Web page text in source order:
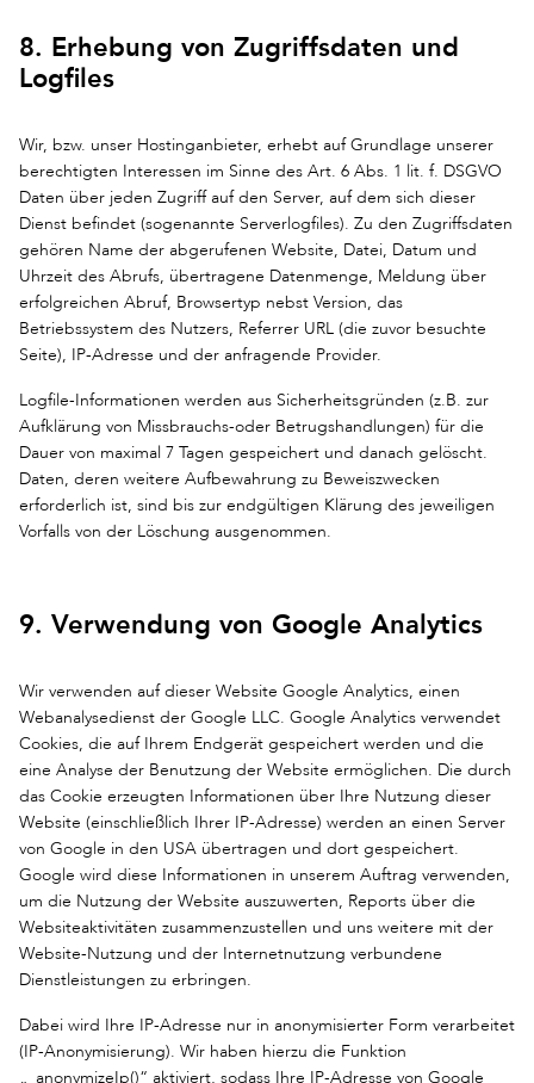
8. Erhebung von Zugriffsdaten und
Logfiles
Wir, bzw. unser Hostinganbieter, erhebt auf Grundlage unserer
berechtigten Interessen im Sinne des Art. 6 Abs. 1 lit. f. DSGVO
Daten über jeden Zugriff auf den Server, auf dem sich dieser
Dienst befindet (sogenannte Serverlogfiles). Zu den Zugriffsdaten
gehören Name der abgerufenen Website, Datei, Datum und
Uhrzeit des Abrufs, übertragene Datenmenge, Meldung über
erfolgreichen Abruf, Browsertyp nebst Version, das
Betriebssystem des Nutzers, Referrer URL (die zuvor besuchte
Seite), IP-Adresse und der anfragende Provider.
Logfile-Informationen werden aus Sicherheitsgründen (z.B. zur
Aufklärung von Missbrauchs-oder Betrugshandlungen) für die
Dauer von maximal 7 Tagen gespeichert und danach gelöscht.
Daten, deren weitere Aufbewahrung zu Beweiszwecken
erforderlich ist, sind bis zur endgültigen Klärung des jeweiligen
Vorfalls von der Löschung ausgenommen.
9. Verwendung von Google Analytics
Wir verwenden auf dieser Website Google Analytics, einen
Webanalysedienst der Google LLC. Google Analytics verwendet
Cookies, die auf Ihrem Endgerät gespeichert werden und die
eine Analyse der Benutzung der Website ermöglichen. Die durch
das Cookie erzeugten Informationen über Ihre Nutzung dieser
Website (einschließlich Ihrer IP-Adresse) werden an einen Server
von Google in den USA übertragen und dort gespeichert.
Google wird diese Informationen in unserem Auftrag verwenden,
um die Nutzung der Website auszuwerten, Reports über die
Websiteaktivitäten zusammenzustellen und uns weitere mit der
Website-Nutzung und der Internetnutzung verbundene
Dienstleistungen zu erbringen.
Dabei wird Ihre IP-Adresse nur in anonymisierter Form verarbeitet
(IP-Anonymisierung). Wir haben hierzu die Funktion
„_anonymizeIp()“ aktiviert, sodass Ihre IP-Adresse von Google